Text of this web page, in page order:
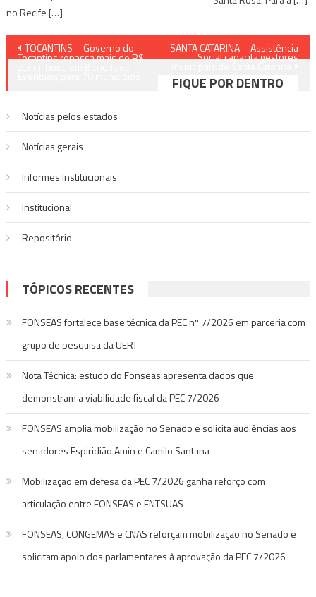
no Recife […]
Navegação
TOCANTINS – Governo do
Tocantins repassa mais de R$
SANTA CATARINA – Assistência
Social capacita gestores
FIQUE POR DENTRO
Notícias pelos estados
Notí­cias gerais
Informes Institucionais
Institucional
Repositório
TÓPICOS RECENTES
FONSEAS fortalece base técnica da PEC nº 7/2026 em parceria com
grupo de pesquisa da UERJ
Nota Técnica: estudo do Fonseas apresenta dados que
demonstram a viabilidade fiscal da PEC 7/2026
FONSEAS amplia mobilização no Senado e solicita audiências aos
senadores Espiridião Amin e Camilo Santana
Mobilização em defesa da PEC 7/2026 ganha reforço com
articulação entre FONSEAS e FNTSUAS
FONSEAS, CONGEMAS e CNAS reforçam mobilização no Senado e
solicitam apoio dos parlamentares à aprovação da PEC 7/2026